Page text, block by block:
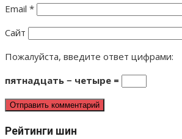
Email *
Сайт
Пожалуйста, введите ответ цифрами:
пятнадцать − четыре =
Рейтинги шин